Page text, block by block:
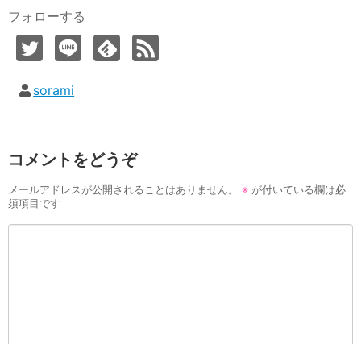
フォローする
sorami
コメントをどうぞ
メールアドレスが公開されることはありません。 ※ が付いている欄は必
須項目です